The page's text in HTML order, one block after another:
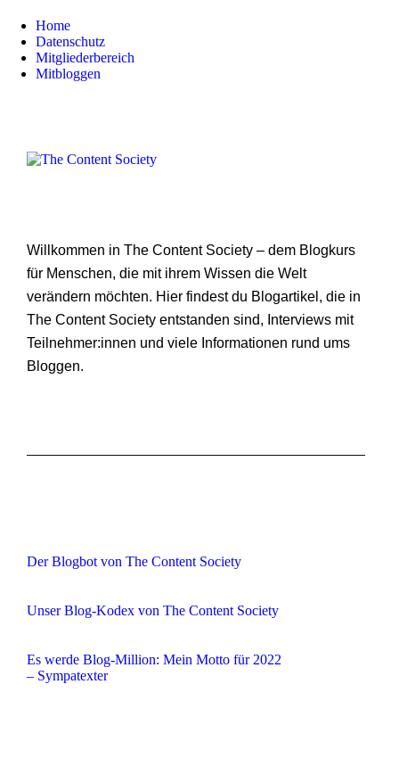
Home
Datenschutz
Mitgliederbereich
Mitbloggen
Willkommen in The Content Society – dem Blogkurs
für Menschen, die mit ihrem Wissen die Welt
verändern möchten. Hier findest du Blogartikel, die in
The Content Society entstanden sind, Interviews mit
Teilnehmer:innen und viele Informationen rund ums
Bloggen.
Der Blogbot von The Content Society
Unser Blog-Kodex von The Content Society
Es werde Blog-Million: Mein Motto für 2022
– Sympatexter